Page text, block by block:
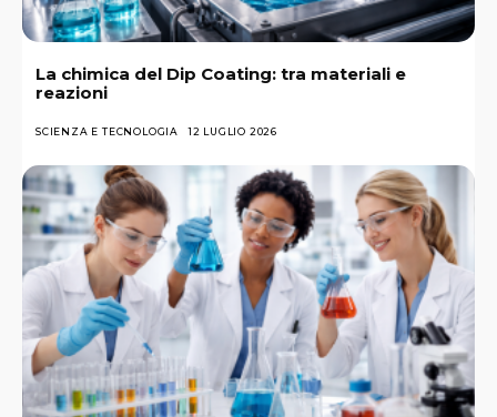
La chimica del Dip Coating: tra materiali e
reazioni
SCIENZA E TECNOLOGIA 12 LUGLIO 2026